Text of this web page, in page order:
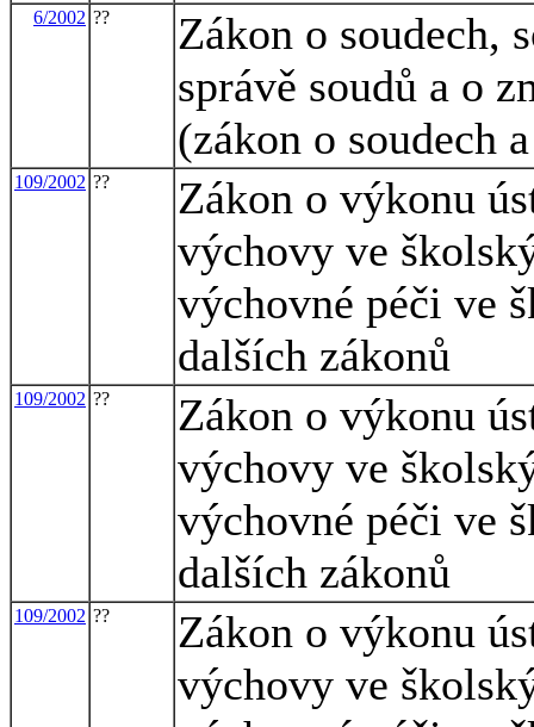
6/2002 ??
Zákon o soudech,
správě soudů a o
(zákon o soudech
109/2002 ??
Zákon o výkonu
výchovy ve
výchovné péči ve
dalších zákonů
109/2002 ??
Zákon o výkonu
výchovy ve
výchovné péči ve
dalších zákonů
109/2002 ??
Zákon o výkonu
výchovy ve